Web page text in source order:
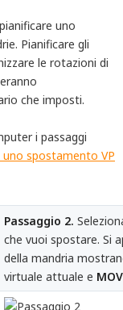
uno
Pianificare gli
le rotazioni di
che imposti.
i passaggi
spostamento VP
Passaggio 2.
che vuoi spostare. Si
della mandria
virtuale attuale e